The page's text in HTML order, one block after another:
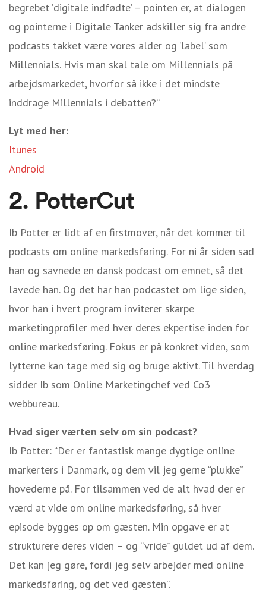
begrebet ’digitale indfødte’ – pointen er, at dialogen
og pointerne i Digitale Tanker adskiller sig fra andre
podcasts takket være vores alder og ’label’ som
Millennials. Hvis man skal tale om Millennials på
arbejdsmarkedet, hvorfor så ikke i det mindste
inddrage Millennials i debatten?”
Lyt med her:
Itunes
Android
2. PotterCut
Ib Potter er lidt af en firstmover, når det kommer til
podcasts om online markedsføring. For ni år siden sad
han og savnede en dansk podcast om emnet, så det
lavede han. Og det har han podcastet om lige siden,
hvor han i hvert program inviterer skarpe
marketingprofiler med hver deres ekpertise inden for
online markedsføring. Fokus er på konkret viden, som
lytterne kan tage med sig og bruge aktivt. Til hverdag
sidder Ib som Online Marketingchef ved Co3
webbureau.
Hvad siger værten selv om sin podcast?
Ib Potter: “Der er fantastisk mange dygtige online
markerters i Danmark, og dem vil jeg gerne “plukke”
hovederne på. For tilsammen ved de alt hvad der er
værd at vide om online markedsføring, så hver
episode bygges op om gæsten. Min opgave er at
strukturere deres viden – og “vride” guldet ud af dem.
Det kan jeg gøre, fordi jeg selv arbejder med online
markedsføring, og det ved gæsten”.